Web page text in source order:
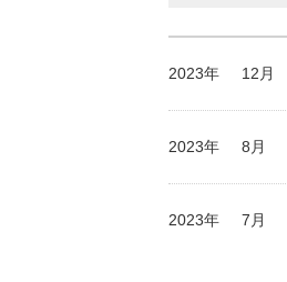
2023年 12月
2023年 8月
2023年 7月